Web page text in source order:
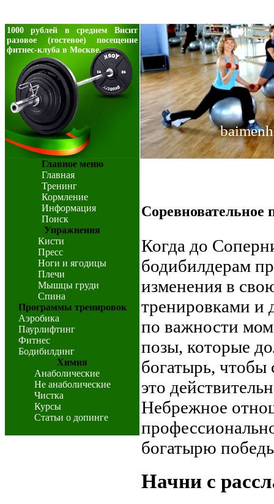
1000 рублей в среднем Висит
разовое (гостевое) посещение
фитнес-клуба в Москве.
Главное меню
Главная
Тренинг
Кормление
Информация
Поиск
Упражнения
Кисти
Пресс
Ноги и ягодицы
Плечи
Мышцы груди
Спина
Программы тренировок
Аэробика
Паурлифтинг
Фитнес
Бодибилдинг
Химия
Анаболические
Не анаболические
Чистка
Курсы
Статьи о допинге
Соревновательное
Когда до
бодибилдерам
изменения в
тренировками и
по важности
позы, которые
богатырь, чтобы
это
Небрежное
богатырю
Начни с